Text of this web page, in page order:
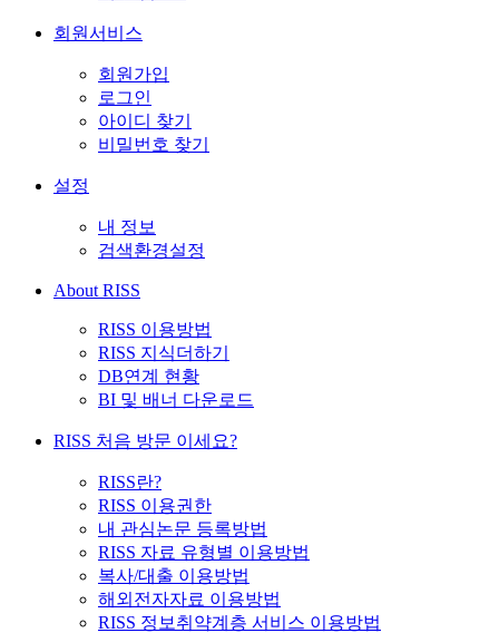
회원서비스
회원가입
로그인
아이디 찾기
비밀번호 찾기
설정
내 정보
검색환경설정
About RISS
RISS 이용방법
RISS 지식더하기
DB연계 현황
BI 및 배너 다운로드
RISS 처음 방문 이세요?
RISS란?
RISS 이용권한
내 관심논문 등록방법
RISS 자료 유형별 이용방법
복사/대출 이용방법
해외전자자료 이용방법
RISS 정보취약계층 서비스 이용방법